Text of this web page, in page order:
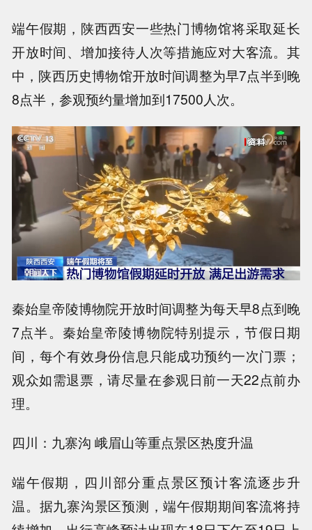
端午假期，陕西西安一些热门博物馆将采取延长
开放时间、增加接待人次等措施应对大客流。其
中，陕西历史博物馆开放时间调整为早7点半到晚
8点半，参观预约量增加到17500人次。
秦始皇帝陵博物院开放时间调整为每天早8点到晚
7点半。秦始皇帝陵博物院特别提示，节假日期
间，每个有效身份信息只能成功预约一次门票；
观众如需退票，请尽量在参观日前一天22点前办
理。
四川：九寨沟 峨眉山等重点景区热度升温
端午假期，四川部分重点景区预计客流逐步升
温。据九寨沟景区预测，端午假期期间客流将持